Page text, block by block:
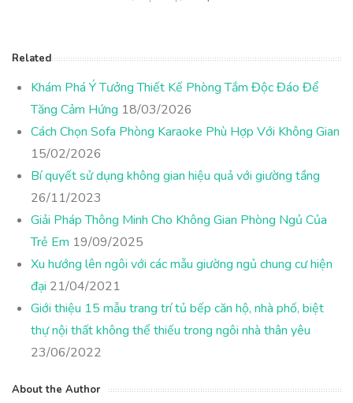
Related
Khám Phá Ý Tưởng Thiết Kế Phòng Tắm Độc Đáo Để
Tăng Cảm Hứng 18/03/2026
Cách Chọn Sofa Phòng Karaoke Phù Hợp Với Không Gian
15/02/2026
Bí quyết sử dụng không gian hiệu quả với giường tầng
26/11/2023
Giải Pháp Thông Minh Cho Không Gian Phòng Ngủ Của
Trẻ Em 19/09/2025
Xu hướng lên ngôi với các mẫu giường ngủ chung cư hiện
đại 21/04/2021
Giới thiệu 15 mẫu trang trí tủ bếp căn hộ, nhà phố, biệt
thự nội thất không thể thiếu trong ngôi nhà thân yêu
23/06/2022
About the Author